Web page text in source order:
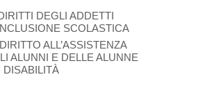
DEGLI ADDETTI
SCOLASTICA
ALL’ASSISTENZA
ALUNNI E DELLE ALUNNE
DISABILITÀ